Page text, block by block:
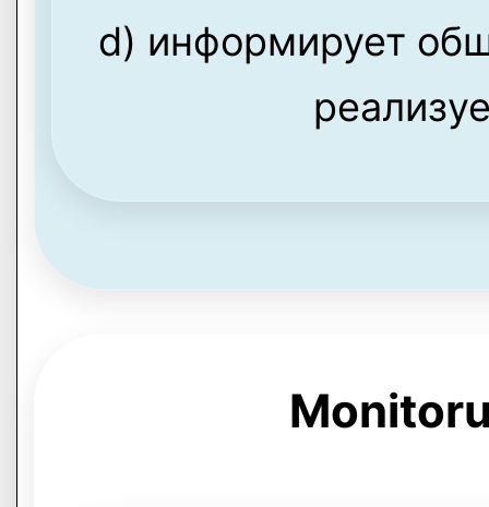
d) информирует